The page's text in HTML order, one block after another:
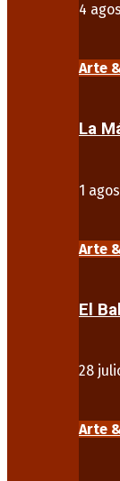
4
Arte
La
1
Arte
El
28
Arte